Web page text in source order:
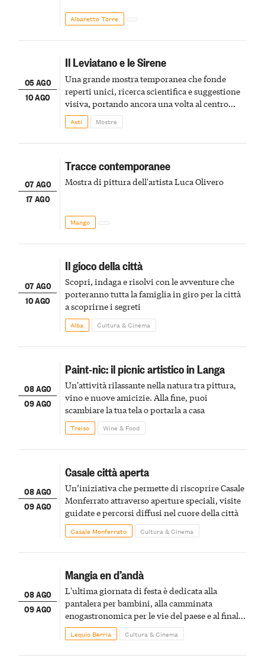
Albaretto Torre
05 AGO
10 AGO
Il Leviatano e le Sirene
Una grande mostra temporanea che fonde
reperti unici, ricerca scientifica e suggestione
visiva, portando ancora una volta al centro
della scena le meraviglie del passato astigiano
Asti Mostre
07 AGO
17 AGO
Tracce contemporanee
Mostra di pittura dell'artista Luca Olivero
Mango
07 AGO
10 AGO
Il gioco della città
Scopri, indaga e risolvi con le avventure che
porteranno tutta la famiglia in giro per la città
a scoprirne i segreti
Alba Cultura & Cinema
08 AGO
09 AGO
Paint-nic: il picnic artistico in Langa
Un'attività rilassante nella natura tra pittura,
vino e nuove amicizie. Alla fine, puoi
scambiare la tua tela o portarla a casa
Treiso Wine & Food
08 AGO
09 AGO
Casale città aperta
Un’iniziativa che permette di riscoprire Casale
Monferrato attraverso aperture speciali, visite
guidate e percorsi diffusi nel cuore della città
Casale Monferrato Cultura & Cinema
08 AGO
09 AGO
Mangia en d’andà
L'ultima giornata di festa è dedicata alla
pantalera per bambini, alla camminata
enogastronomica per le vie del paese e al finale
pirotecnico
Lequio Berria Cultura & Cinema